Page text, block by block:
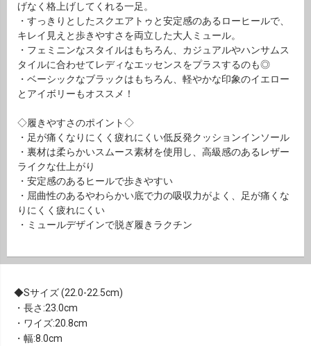
げなく格上げしてくれる一足。
・すっきりとしたスクエアトゥと安定感のあるローヒールで、
キレイ見えと歩きやすさを両立した大人ミュール。
・フェミニンなスタイルはもちろん、カジュアルやハンサムス
タイルに合わせてレディなエッセンスをプラスするのも◎
・ベーシックなブラックはもちろん、軽やかな印象のイエロー
とアイボリーもオススメ！
◇履きやすさのポイント◇
・足が痛くなりにくく疲れにくい低反発クッションインソール
・裏材は柔らかいスムース素材を使用し、高級感のあるレザー
ライクな仕上がり
・安定感のあるヒールで歩きやすい
・屈曲性のあるやわらかい底で力の吸収力がよく、足が痛くな
りにくく疲れにくい
・ミュールデザインで脱ぎ履きラクチン
Sサイズ (22.0-22.5cm)
・長さ:23.0cm
・ワイズ:20.8cm
・幅:8.0cm